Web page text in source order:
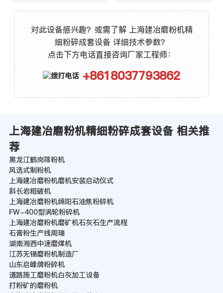
对此设备感兴趣？或需了解 上海建冶磨粉机精
细粉碎成套设备 详细技术参数？
点击下方电话直接咨询厂家工程师：
+8618037793862
上海建冶磨粉机精细粉碎成套设备 相关推
荐
黑龙江鹤岗筛粉机
风选式制粉机
上海建冶磨粉机磨机安装启动仪式
斜长岩粗破机
上海建冶磨粉机绵阳石油焦粉碎机
FW-400型涡轮粉碎机
上海建冶磨粉机磨矿机石灰石生产流程
石膏粉生产线周瑞
湖南湘西中速磨煤机
江苏无锡磨粉机制造厂
山东启峰牌粉碎机
道路施工磨粉机白灰加工设备
打粉矿的磨粉机